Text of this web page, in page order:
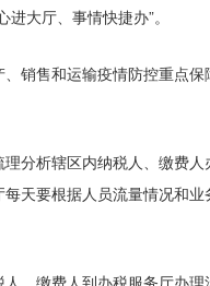
大厅、事情快捷办”。
、销售和运输疫情防控重点
理分析辖区内纳税人、缴费
每天要根据人员流量情况和
人、缴费人到办税服务厅办